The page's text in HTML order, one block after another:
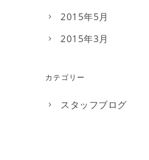
2015年5月
2015年3月
カテゴリー
スタッフブログ